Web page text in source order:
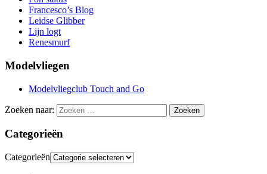
Francesco’s Blog
Leidse Glibber
Lijn logt
Renesmurf
Modelvliegen
Modelvliegclub Touch and Go
Zoeken naar:
Categorieën
Categorieën